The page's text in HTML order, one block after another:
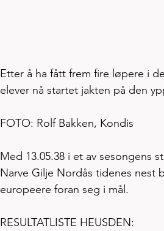
Etter å ha fått frem fire løpere i
elever nå startet jakten på den
FOTO: Rolf Bakken, Kondis
Med 13.05.38 i et av sesongens
Narve Gilje Nordås tidenes nest
europeere foran seg i mål.
RESULTATLISTE HEUSDEN: